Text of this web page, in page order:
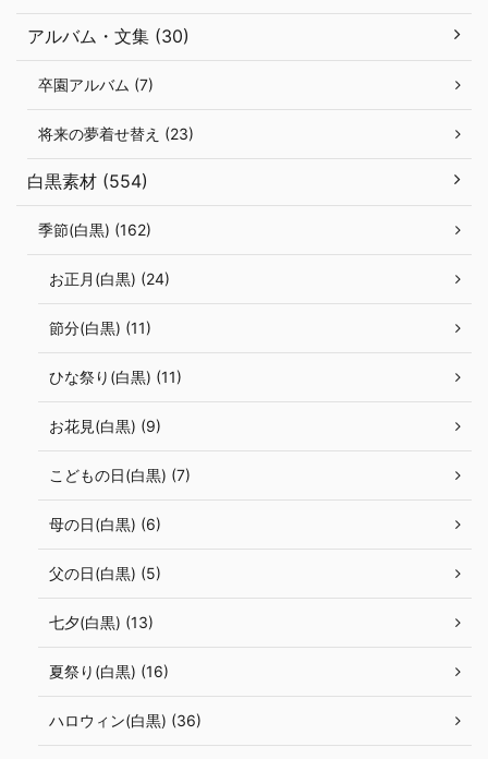
アルバム・文集 (30)
卒園アルバム (7)
将来の夢着せ替え (23)
白黒素材 (554)
季節(白黒) (162)
お正月(白黒) (24)
節分(白黒) (11)
ひな祭り(白黒) (11)
お花見(白黒) (9)
こどもの日(白黒) (7)
母の日(白黒) (6)
父の日(白黒) (5)
七夕(白黒) (13)
夏祭り(白黒) (16)
ハロウィン(白黒) (36)